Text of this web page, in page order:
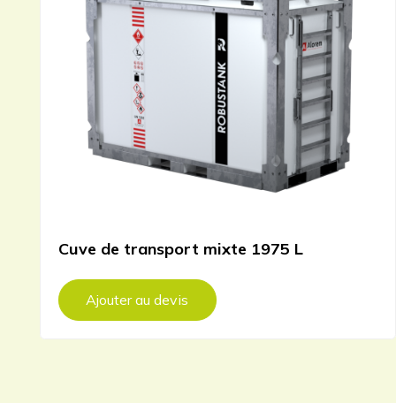
Cuve de transport mixte 1975 L
Ajouter au devis